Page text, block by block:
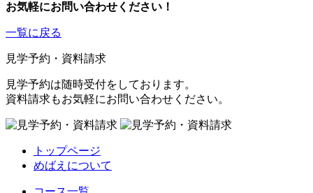
お気軽にお問い合わせください！
一覧に戻る
見学予約・資料請求
見学予約は随時受付をしております。
資料請求もお気軽にお問い合わせください。
トップページ
めばえについて